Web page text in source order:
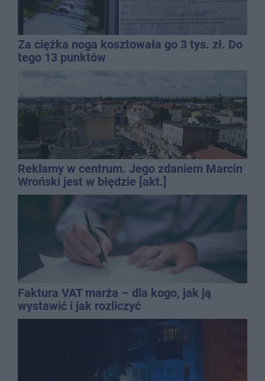
Za ciężka noga kosztowała go 3 tys. zł. Do
tego 13 punktów
Reklamy w centrum. Jego zdaniem Marcin
Wroński jest w błędzie [akt.]
Faktura VAT marża – dla kogo, jak ją
wystawić i jak rozliczyć